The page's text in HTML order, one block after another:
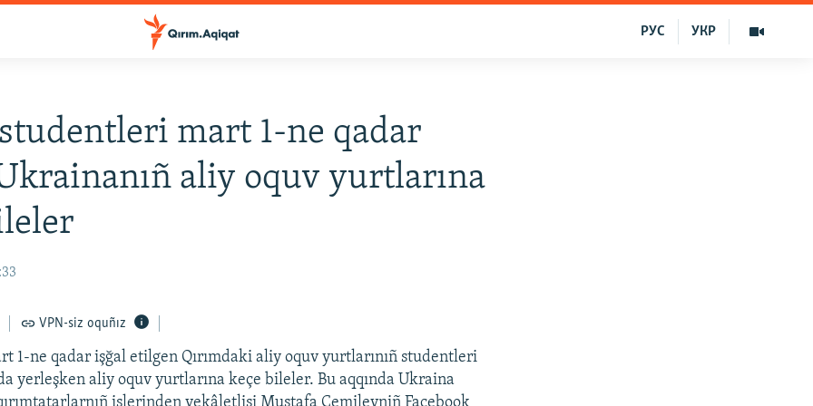
УКР
РУС
studentleri mart 1-ne qadar
aliy oquv yurtlarına
VPN-siz oquñız
1-ne qadar işğal etilgen Qırımdaki aliy oquv yurtlarınıñ studentleri
yerleşken aliy oquv yurtlarına keçe bileler. Bu aqqında Ukraina